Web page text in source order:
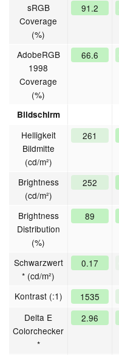
sRGB
Coverage
(%)
91.2
AdobeRGB
1998
Coverage
(%)
66.6
Bildschirm
Helligkeit
Bildmitte
(cd/m²)
261
Brightness
(cd/m²)
252
Brightness
Distribution
(%)
89
Schwarzwert
* (cd/m²)
0.17
Kontrast (:1) 1535
Delta E
Colorchecker
*
2.96